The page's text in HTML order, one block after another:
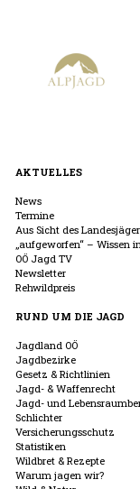
AKTUELLES
News
Termine
Aus Sicht des
„aufgeworfen“ – Wissen
OÖ Jagd TV
Newsletter
Rehwildpreis
RUND UM DIE JAGD
Jagdland OÖ
Jagdbezirke
Gesetz & Richtlinien
Jagd- & Waffenrecht
Jagd- und
Schlichter
Versicherungsschutz
Statistiken
Wildbret & Rezepte
Warum jagen wir?